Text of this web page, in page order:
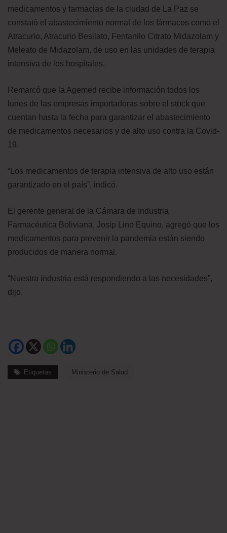
medicamentos y farmacias de la ciudad de La Paz se
constató el abastecimiento normal de los fármacos como el
Atracurio, Atracurio Besilato, Fentanilo Citrato Midazolam y
Meleato de Midazolam, de uso en las unidades de terapia
intensiva de los hospitales.
Remarcó que la Agemed recibe información todos los
lunes de las empresas importadoras sobre el stock que
cuentan hasta la fecha para garantizar el abastecimiento
de medicamentos necesarios y de alto uso contra la Covid-
19.
“Los medicamentos de terapia intensiva de alto uso están
garantizado en el país”, indicó.
El gerente general de la Cámara de Industria
Farmacéutica Boliviana, Josip Lino Equino, agregó que los
medicamentos para prevenir la pandemia están siendo
producidos de manera normal.
“Nuestra industria está respondiendo a las necesidades”,
dijo.
Etiquetas Ministerio de Salud